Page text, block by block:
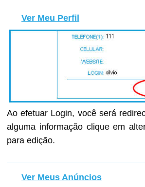
Ver Meu Perfil
Ao efetuar Login, você será
alguma informação clique em
para edição.
Ver Meus Anúncios